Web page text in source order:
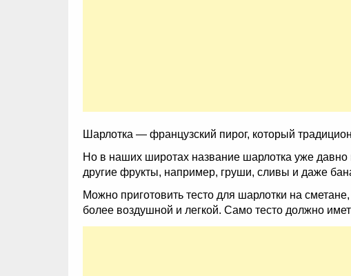
Шарлотка — французский пирог, который
Но в наших широтах название шарлотка уже давно
другие фрукты, например, груши, сливы и даже
Можно приготовить тесто для шарлотки на
более воздушной и легкой. Само тесто должно